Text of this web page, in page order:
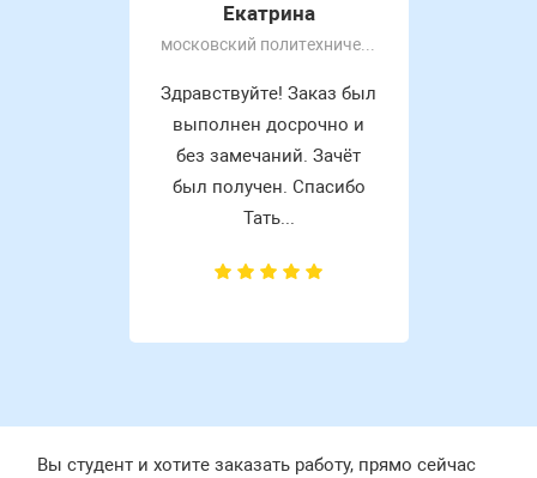
Екатрина
московский политехнический университет
Здравствуйте! Заказ был
выполнен досрочно и
без замечаний. Зачёт
был получен. Спасибо
Тать...
Вы студент и хотите заказать работу, прямо сейчас